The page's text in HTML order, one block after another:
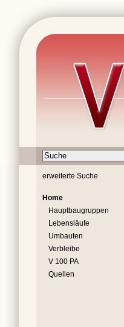
erweiterte Suche
Home
Hauptbaugruppen
Lebensläufe
Umbauten
Verbleibe
V 100 PA
Quellen